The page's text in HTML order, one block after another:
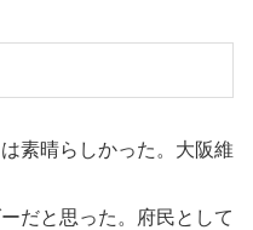
素晴らしかった。大阪維
だと思った。府民として